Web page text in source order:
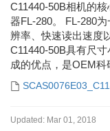
C11440-50B相机的
器FL-280。 FL-280
辨率、快速读出速度
C11440-50B具有尺
成的优点，是OEM科
Updated: Mar 01, 2018